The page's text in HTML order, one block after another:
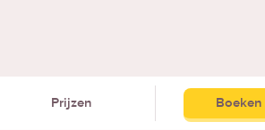
Prijzen Boeken